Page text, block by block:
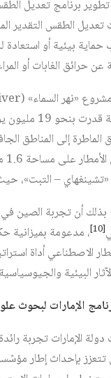
تعديل الطقس التقدير
بيئية أو استعادة
عن حرائق الغابات أو
الماطرة إلى المناطق
– التبت»،
[10]
الاصطناعي أداة
البيئية
الإمارات تجربة
بإحداث إطار